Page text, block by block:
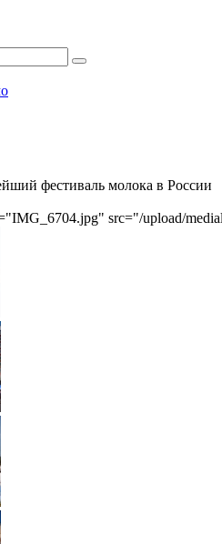
фестиваль молока в России
src="/upload/